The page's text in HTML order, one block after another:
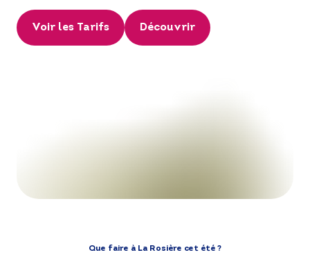
Voir les Tarifs Découvrir
Que faire à La Rosière cet été ?